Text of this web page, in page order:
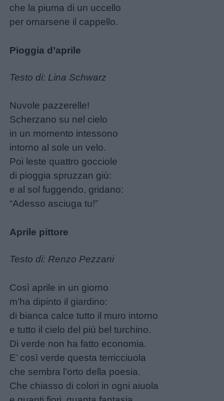
Schede
da
Storie
per
bambini
Feste
e
giornate
Filastrocche
Lavoretti
Nomi
maschili
Nomi
femminili
che la piuma di un uccello
per ornarsene il cappello.
Pioggia d’aprile
Testo di: Lina Schwarz
Nuvole pazzerelle!
Scherzano su nel cielo
in un momento intessono
intorno al sole un velo.
Poi leste quattro gocciole
di pioggia spruzzan giù:
e al sol fuggendo, gridano:
“Adesso asciuga tu!”
Aprile pittore
Testo di: Renzo Pezzani
Così aprile in un giorno
m’ha dipinto il giardino:
di bianca calce tutto il muro intorno
e tutto il cielo del più bel turchino.
Di verde non ha fatto economia.
E’ così verde questa terricciuola
che sembra l’orto della poesia.
Che chiasso di colori in ogni aiuola